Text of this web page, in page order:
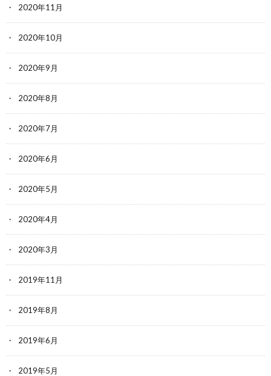
2020年11月
2020年10月
2020年9月
2020年8月
2020年7月
2020年6月
2020年5月
2020年4月
2020年3月
2019年11月
2019年8月
2019年6月
2019年5月